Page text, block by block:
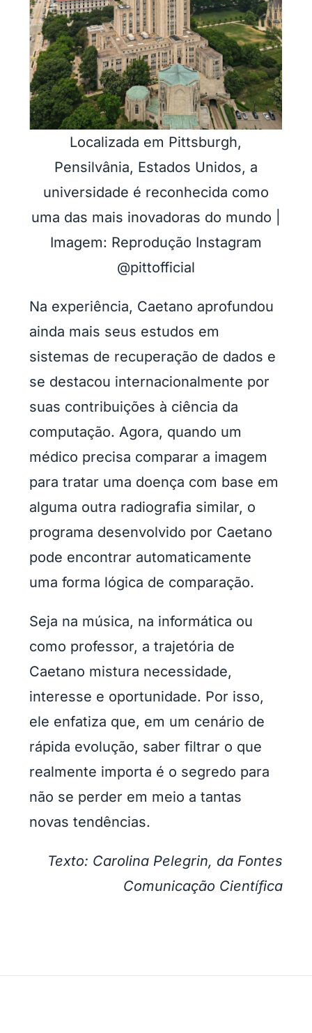
Localizada em Pittsburgh,
Pensilvânia, Estados Unidos, a
universidade é reconhecida como
uma das mais inovadoras do mundo |
Imagem: Reprodução Instagram
@pittofficial
Na experiência, Caetano aprofundou
ainda mais seus estudos em
sistemas de recuperação de dados e
se destacou internacionalmente por
suas contribuições à ciência da
computação. Agora, quando um
médico precisa comparar a imagem
para tratar uma doença com base em
alguma outra radiografia similar, o
programa desenvolvido por Caetano
pode encontrar automaticamente
uma forma lógica de comparação.
Seja na música, na informática ou
como professor, a trajetória de
Caetano mistura necessidade,
interesse e oportunidade. Por isso,
ele enfatiza que, em um cenário de
rápida evolução, saber filtrar o que
realmente importa é o segredo para
não se perder em meio a tantas
novas tendências.
Texto: Carolina Pelegrin, da Fontes
Comunicação Científica